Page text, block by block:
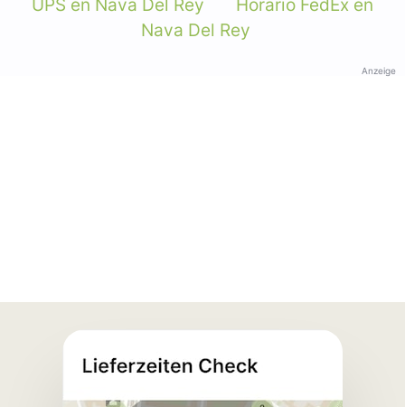
UPS en Nava Del Rey
Horario FedEx en
Nava Del Rey
Anzeige